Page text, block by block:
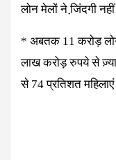
लोन मेलों ने जि़ंदगी
* अबतक 11 करोड़
लाख करोड़ रुपये से
से 74 प्रतिशत महिलाएं